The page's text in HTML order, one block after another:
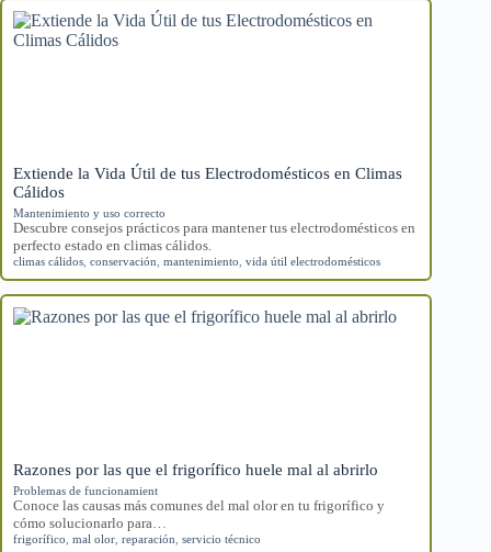
Extiende la Vida Útil de tus Electrodomésticos en Climas
Cálidos
Mantenimiento y uso correcto
Descubre consejos prácticos para mantener tus electrodomésticos en
perfecto estado en climas cálidos.
climas cálidos conservación mantenimiento vida útil electrodomésticos
Razones por las que el frigorífico huele mal al abrirlo
Problemas de funcionamient
Conoce las causas más comunes del mal olor en tu frigorífico y
cómo solucionarlo para…
frigorífico mal olor reparación servicio técnico